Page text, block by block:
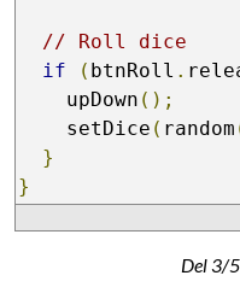
// Roll dice
if
( btnRoll .
    upDown
();
    setDice
( random
}
}
Del 3/